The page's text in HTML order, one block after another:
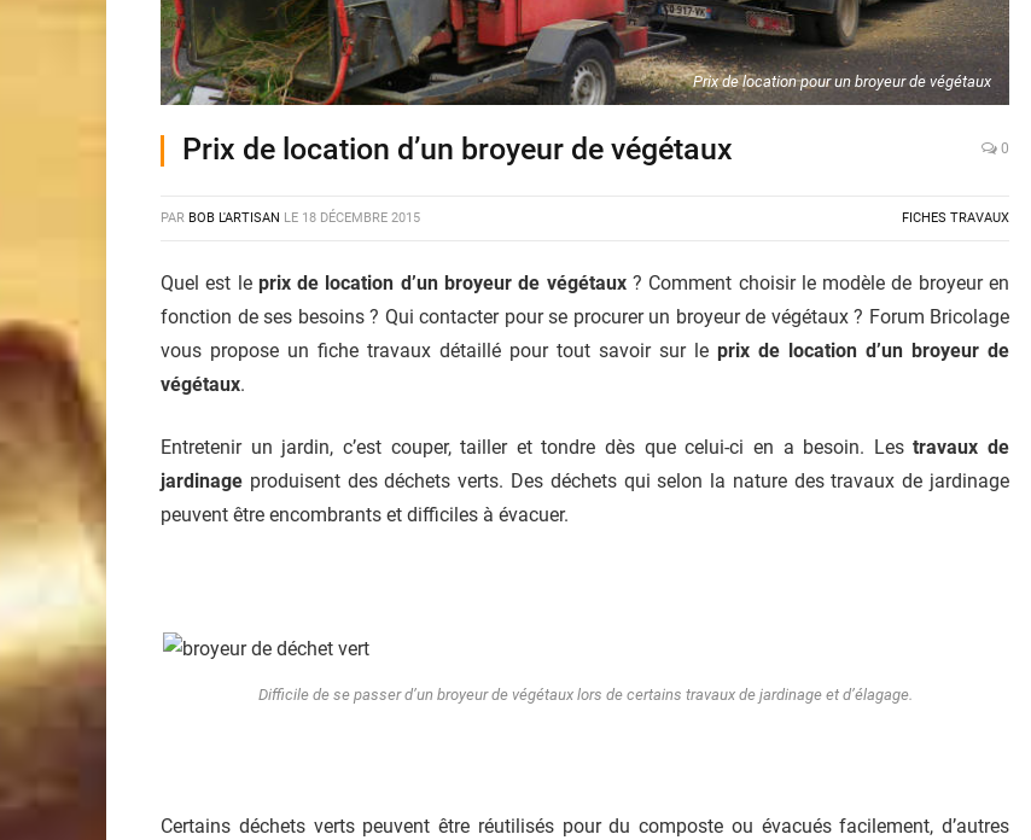
Prix de location pour un broyeur de végétaux
Prix de location d’un broyeur de végétaux 0
PAR BOB L'ARTISAN LE 18 DÉCEMBRE 2015 FICHES TRAVAUX
Quel est le prix de location d’un broyeur de végétaux? Comment choisir le modèle de broyeur en
fonction de ses besoins ? Qui contacter pour se procurer un broyeur de végétaux ? Forum Bricolage
vous propose un fiche travaux détaillé pour tout savoir sur le prix de location d’un broyeur de
végétaux.
Entretenir un jardin, c’est couper, tailler et tondre dès que celui-ci en a besoin. Lestravaux de
jardinage produisent des déchets verts. Des déchets qui selon la nature des travaux de jardinage
peuvent être encombrants et difficiles à évacuer.
Difficile de se passer d’un broyeur de végétaux lors de certains travaux de jardinage et d’élagage.
Certains déchets verts peuvent être réutilisés pour du composte ou évacués facilement, d’autres